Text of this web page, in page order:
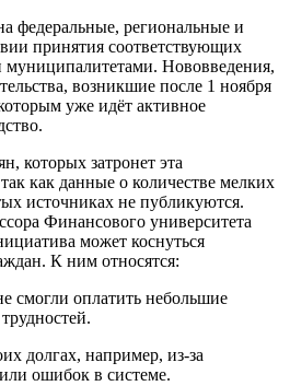
федеральные, региональные и
принятия соответствующих
Нововведения,
возникшие после 1 ноября
уже идёт активное
которых затронет эта
как данные о количестве мелких
источниках не публикуются.
Финансового университета
может коснуться
К ним относятся:
смогли оплатить небольшие
долгах, например, из-за
ошибок в системе.